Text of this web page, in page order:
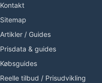
Kontakt
Sitemap
Artikler / Guides
Prisdata & guides
Købsguides
Reelle tilbud / Prisudvikling